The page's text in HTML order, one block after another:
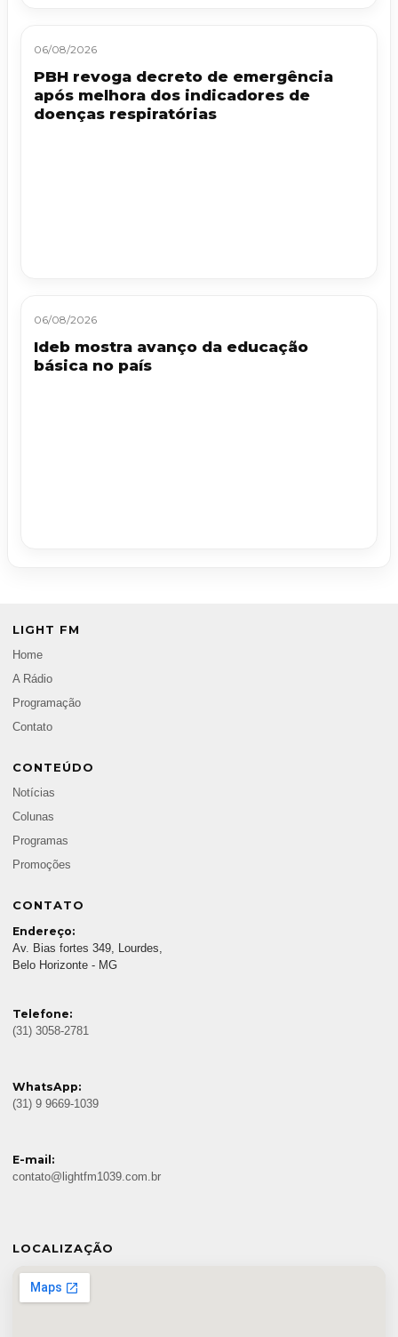
06/08/2026
PBH revoga decreto de emergência
após melhora dos indicadores de
doenças respiratórias
06/08/2026
Ideb mostra avanço da educação
básica no país
LIGHT FM
Home
A Rádio
Programação
Contato
CONTEÚDO
Notícias
Colunas
Programas
Promoções
CONTATO
Endereço:
Av. Bias fortes 349, Lourdes,
Belo Horizonte - MG
Telefone:
(31) 3058-2781
WhatsApp:
(31) 9 9669-1039
E-mail:
contato@lightfm1039.com.br
LOCALIZAÇÃO